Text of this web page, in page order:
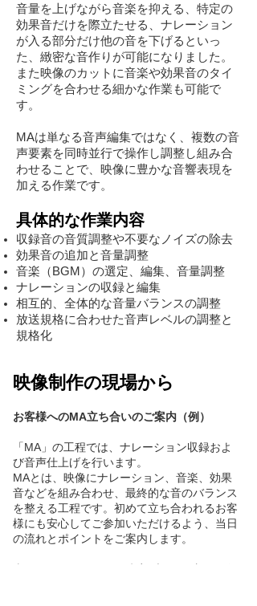
音量を上げながら音楽を抑える、特定の
効果音だけを際立たせる、ナレーション
が入る部分だけ他の音を下げるといっ
た、緻密な音作りが可能になりました。
また映像のカットに音楽や効果音のタイ
ミングを合わせる細かな作業も可能で
す。
MAは単なる音声編集ではなく、複数の音
声要素を同時並行で操作し調整し組み合
わせることで、映像に豊かな音響表現を
加える作業です。
具体的な作業内容
収録音の音質調整や不要なノイズの除去
効果音の追加と音量調整
音楽（BGM）の選定、編集、音量調整
ナレーションの収録と編集
相互的、全体的な音量バランスの調整
放送規格に合わせた音声レベルの調整と
規格化
映像制作の現場から
お客様へのMA立ち合いのご案内（例）
「MA」の工程では、ナレーション収録およ
び音声仕上げを行います。
MAとは、映像にナレーション、音楽、効果
音などを組み合わせ、最終的な音のバランス
を整える工程です。初めて立ち合われるお客
様にも安心してご参加いただけるよう、当日
の流れとポイントをご案内します。